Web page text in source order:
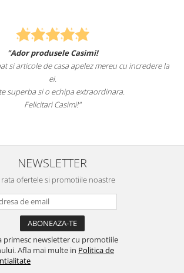
"Ador produsele Casimi!
si articole de casa apelez mereu cu incredere la
ei.
superba si o echipa extraordinara.
Felicitari Casimi!"
NEWSLETTER
rata ofertele si promotiile noastre
primesc newsletter cu promotiile
Afla mai multe in Politica de